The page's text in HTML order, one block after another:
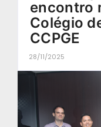
encontro
Colégio
CCPGE
28/11/2025